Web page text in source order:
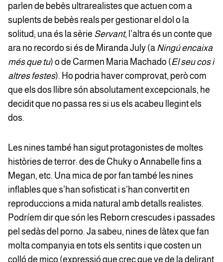
parlen de bebès ultrarealistes que actuen com a
suplents de bebès reals per gestionar el dol o la
solitud; una és la sèrie Servant, l’altra és un conte que
ara no recordo si és de Miranda July (a Ningú encaixa
més que tu) o de Carmen Maria Machado (El seu cos i
altres festes). Ho podria haver comprovat, però com
que els dos llibre són absolutament excepcionals, he
decidit que no passa res si us els acabeu llegint els
dos.
Les nines també han sigut protagonistes de moltes
històries de terror: des de Chuky o Annabelle fins a
Megan, etc. Una mica de por fan també les nines
inflables que s’han sofisticat i s’han convertit en
reproduccions a mida natural amb detalls realistes.
Podríem dir que són les Reborn crescudes i passades
pel sedàs del porno. Ja sabeu, nines de làtex que fan
molta companyia en tots els sentits i que costen un
colló de mico (expressió que crec que ve de la delirant